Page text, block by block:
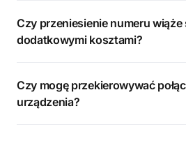
Czy przeniesienie numeru wiąże
dodatkowymi kosztami?
Czy mogę przekierowywać
urządzenia?